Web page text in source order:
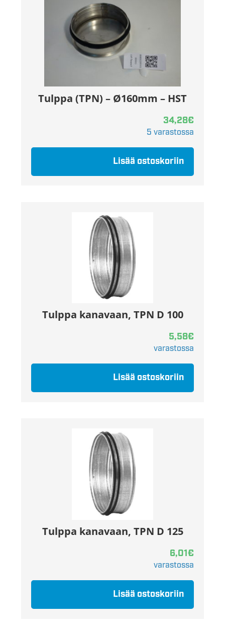
Tulppa (TPN) – Ø160mm – HST
34,28€
5 varastossa
Lisää ostoskoriin
Tulppa kanavaan, TPN D 100
5,58€
varastossa
Lisää ostoskoriin
Tulppa kanavaan, TPN D 125
6,01€
varastossa
Lisää ostoskoriin